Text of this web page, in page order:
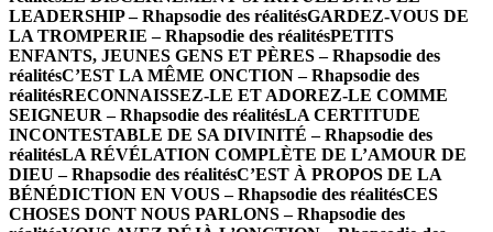
LEADERSHIP – Rhapsodie des réalitésGARDEZ-VOUS DE
LA TROMPERIE – Rhapsodie des réalitésPETITS
ENFANTS, JEUNES GENS ET PÈRES – Rhapsodie des
réalitésC’EST LA MÊME ONCTION – Rhapsodie des
réalitésRECONNAISSEZ-LE ET ADOREZ-LE COMME
SEIGNEUR – Rhapsodie des réalitésLA CERTITUDE
INCONTESTABLE DE SA DIVINITÉ – Rhapsodie des
réalitésLA RÉVÉLATION COMPLÈTE DE L’AMOUR DE
DIEU – Rhapsodie des réalitésC’EST À PROPOS DE LA
BÉNÉDICTION EN VOUS – Rhapsodie des réalitésCES
CHOSES DONT NOUS PARLONS – Rhapsodie des